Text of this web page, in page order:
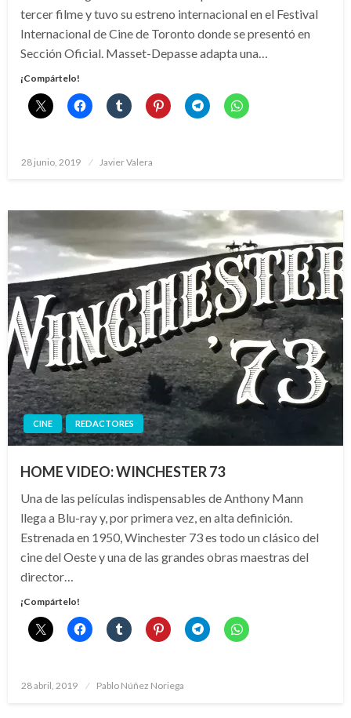
tercer filme y tuvo su estreno internacional en el Festival
Internacional de Cine de Toronto donde se presentó en
Sección Oficial. Masset-Depasse adapta una…
¡Compártelo!
Publicado
28 junio, 2019 Javier Valera
CINE REDACTORES
HOME VIDEO: WINCHESTER 73
Una de las películas indispensables de Anthony Mann
llega a Blu-ray y, por primera vez, en alta definición.
Estrenada en 1950, Winchester 73 es todo un clásico del
cine del Oeste y una de las grandes obras maestras del
director…
¡Compártelo!
Publicado
28 abril, 2019 Pablo Núñez Noriega